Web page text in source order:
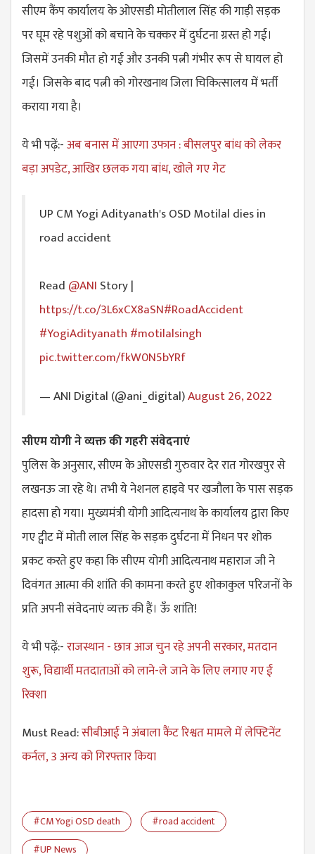
सीएम कैंप कार्यालय के ओएसडी मोतीलाल सिंह की गाड़ी सड़क
पर घूम रहे पशुओं को बचाने के चक्कर में दुर्घटना ग्रस्त हो गई।
जिसमें उनकी मौत हो गई और उनकी पत्नी गंभीर रूप से घायल हो
गई। जिसके बाद पत्नी को गोरखनाथ जिला चिकित्सालय में भर्ती
कराया गया है।
ये भी पढ़ें:-अब बनास में आएगा उफान : बीसलपुर बांध को लेकर
बड़ा अपडेट, आखिर छलक गया बांध, खोले गए गेट
UP CM Yogi Adityanath's OSD Motilal dies in
road accident
Read @ANI Story |
https://t.co/3L6xCX8aSN#RoadAccident
#YogiAdityanath #motilalsingh
pic.twitter.com/fkW0N5bYRf
— ANI Digital (@ani_digital)August 26, 2022
सीएम योगी ने व्यक्त की गहरी संवेदनाएं
पुलिस के अनुसार, सीएम के ओएसडी गुरुवार देर रात गोरखपुर से
लखनऊ जा रहे थे। तभी ये नेशनल हाइवे पर खजौला के पास सड़क
हादसा हो गया। मुख्यमंत्री योगी आदित्यनाथ के कार्यालय द्वारा किए
गए ट्वीट में मोती लाल सिंह के सड़क दुर्घटना में निधन पर शोक
प्रकट करते हुए कहा कि सीएम योगी आदित्यनाथ महाराज जी ने
दिवंगत आत्मा की शांति की कामना करते हुए शोकाकुल परिजनों के
प्रति अपनी संवेदनाएं व्यक्त की हैं। ऊॅं शांति!
ये भी पढ़ें:-राजस्थान - छात्र आज चुन रहे अपनी सरकार, मतदान
शुरू, विद्यार्थी मतदाताओं को लाने-ले जाने के लिए लगाए गए ई
रिक्शा
Must Read:सीबीआई ने अंबाला कैंट रिश्वत मामले में लेफ्टिनेंट
कर्नल, 3 अन्य को गिरफ्तार किया
#CM Yogi OSD death
#road accident
#UP News